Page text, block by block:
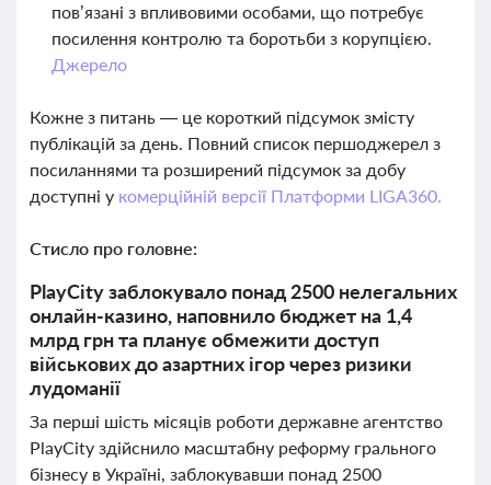
пов’язані з впливовими особами, що потребує
посилення контролю та боротьби з корупцією.
Джерело
Кожне з питань — це короткий підсумок змісту
публікацій за день. Повний список першоджерел з
посиланнями та розширений підсумок за добу
доступні у комерційній версії Платформи LIGA360.
Стисло про головне:
PlayCity заблокувало понад 2500 нелегальних
онлайн-казино, наповнило бюджет на 1,4
млрд грн та планує обмежити доступ
військових до азартних ігор через ризики
лудоманії
За перші шість місяців роботи державне агентство
PlayCity здійснило масштабну реформу грального
бізнесу в Україні, заблокувавши понад 2500